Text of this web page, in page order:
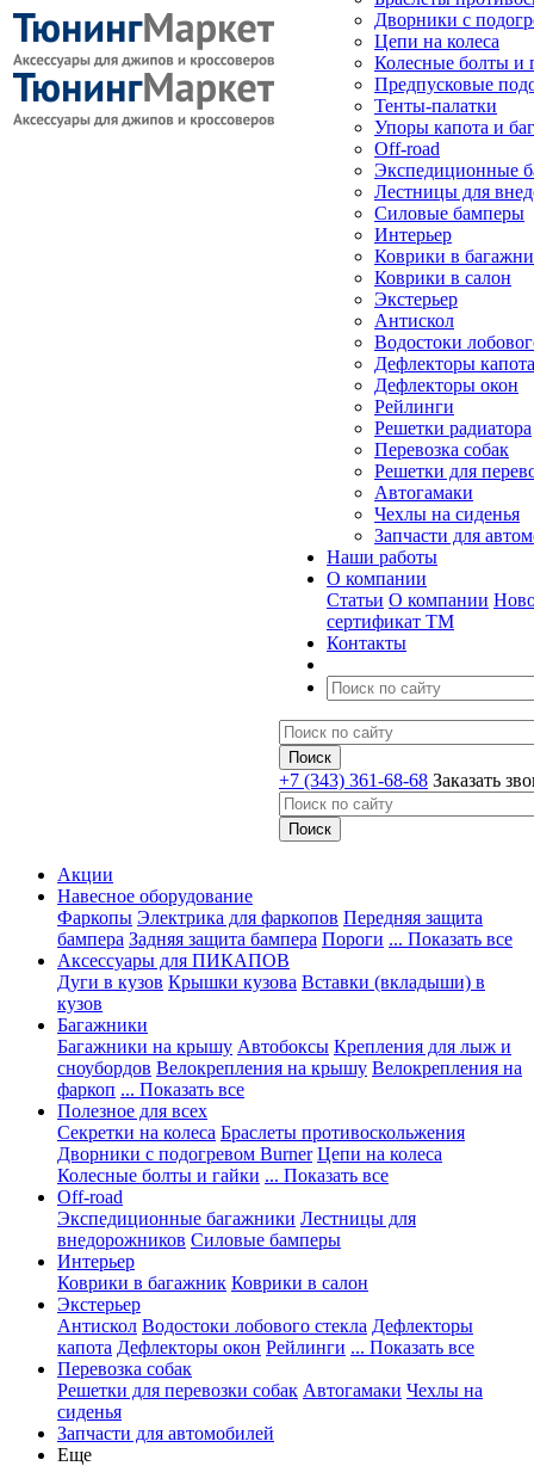
Дворники с
Цепи на колеса
Колесные болты и
Предпусковые
Тенты-палатки
Упоры капота и
Off-road
Экспедиционные
Лестницы для
Силовые бамперы
Интерьер
Коврики в
Коврики в салон
Экстерьер
Антискол
Водостоки
Дефлекторы капота
Дефлекторы окон
Рейлинги
Решетки радиатора
Перевозка собак
Решетки для
Автогамаки
Чехлы на сиденья
Запчасти для
Наши работы
О компании
Статьи О компании
сертификат ТМ
Контакты
+7 (343) 361-68-68 Заказать
Акции
Навесное оборудование
Фаркопы Электрика для фаркопов Передняя защита
бампера Задняя защита бампера Пороги ... Показать все
Аксессуары для ПИКАПОВ
Дуги в кузов Крышки кузова Вставки (вкладыши) в
кузов
Багажники
Багажники на крышу Автобоксы Крепления для лыж и
сноубордов Велокрепления на крышу Велокрепления на
фаркоп ... Показать все
Полезное для всех
Секретки на колеса Браслеты противоскольжения
Дворники с подогревом Burner Цепи на колеса
Колесные болты и гайки ... Показать все
Off-road
Экспедиционные багажники Лестницы для
внедорожников Силовые бамперы
Интерьер
Коврики в багажник Коврики в салон
Экстерьер
Антискол Водостоки лобового стекла Дефлекторы
капота Дефлекторы окон Рейлинги ... Показать все
Перевозка собак
Решетки для перевозки собак Автогамаки Чехлы на
сиденья
Запчасти для автомобилей
Еще